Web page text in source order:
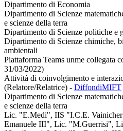
Dipartimento di Economia
Dipartimento di Scienze
e scienze della terra
Dipartimento di Scienze politiche e
Dipartimento di Scienze chimiche,
ambientali
Piattaforma Teams unme collegata
31/03/2022)
Attività di coinvolgimento e
(Relatore/Relatrice) - DiffondiMIFT
Dipartimento di Scienze
e scienze della terra
Lic. "E.Medi", IIS "I.C.E.
Emanuele III", Lic. "M.Guerrisi",